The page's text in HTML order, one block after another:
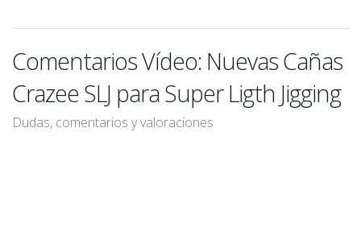
Comentarios Vídeo: Nuevas Cañas
Crazee SLJ para Super Ligth Jigging
Dudas, comentarios y valoraciones